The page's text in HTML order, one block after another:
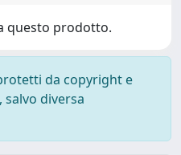
questo prodotto.
da copyright e
diversa